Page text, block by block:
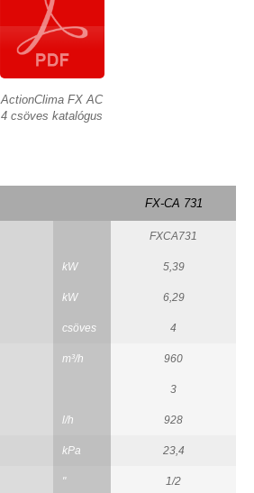
ActionClima FX AC
4 csöves katalógus
FX-CA 731
FXCA731
kW 5,39
kW 6,29
csöves 4
m³/h 960
3
l/h 928
kPa 23,4
" 1/2